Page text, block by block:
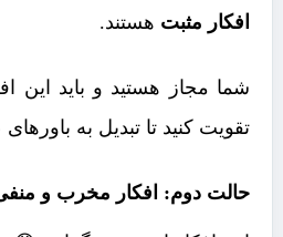
افکار مثبت هستند.
شما مجاز هستید و باید این
تقویت کنید تا تبدیل به
حالت دوم: افکار مخرب و